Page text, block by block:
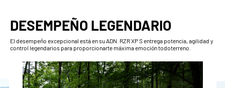
DESEMPEÑO LEGENDARIO
El desempeño excepcional está en su ADN. RZR XP S entrega potencia, agilidad y
control legendarios para proporcionarte máxima emoción todoterreno.